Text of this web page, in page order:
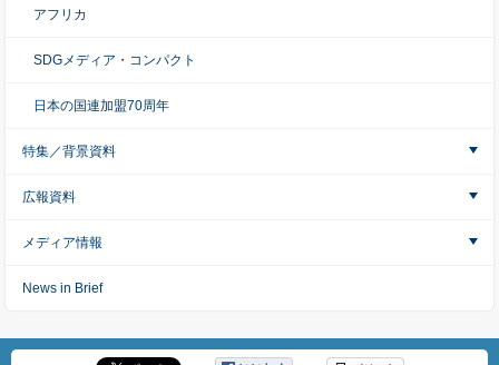
アフリカ
SDGメディア・コンパクト
日本の国連加盟70周年
特集／背景資料
広報資料
メディア情報
News in Brief